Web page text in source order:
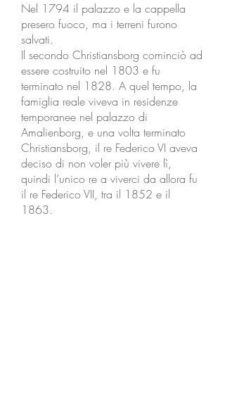
Nel 1794 il palazzo e la cappella
presero fuoco, ma i terreni furono
salvati.
Il secondo Christiansborg cominciò ad
essere costruito nel 1803 e fu
terminato nel 1828. A quel tempo, la
famiglia reale viveva in residenze
temporanee nel palazzo di
Amalienborg, e una volta terminato
Christiansborg, il re Federico VI aveva
deciso di non voler più vivere lì,
quindi l’unico re a viverci da allora fu
il re Federico VII, tra il 1852 e il
1863.